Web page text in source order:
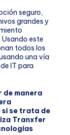
seguro,
grandes y
este
todos los
una vía
IT para
de manera
si se trata de
Tranxfer